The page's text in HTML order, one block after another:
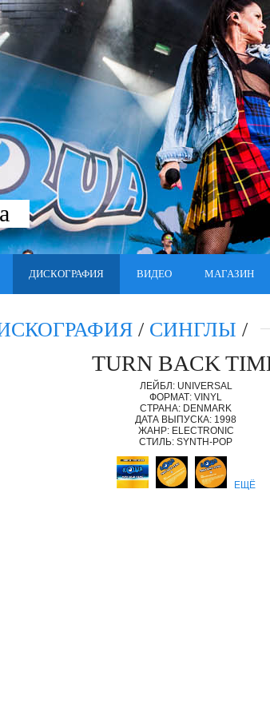
ДИСКОГРАФИЯ ВИДЕО МАГАЗИН
/ СИНГЛЫ /
TURN BACK
ЛЕЙБЛ: UNIVERSAL
ФОРМАТ: VINYL
СТРАНА: DENMARK
ДАТА ВЫПУСКА: 1998
ЖАНР: ELECTRONIC
СТИЛЬ: SYNTH-POP
ЕЩЁ